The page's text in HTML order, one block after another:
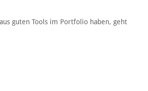
guten Tools im Portfolio haben, geht